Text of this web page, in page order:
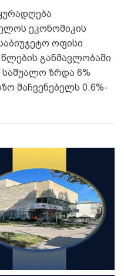
ეკონომიკის
ოფისი
განმავლობაში
ზრდა 6%
მაჩვენებელს 0.6%-